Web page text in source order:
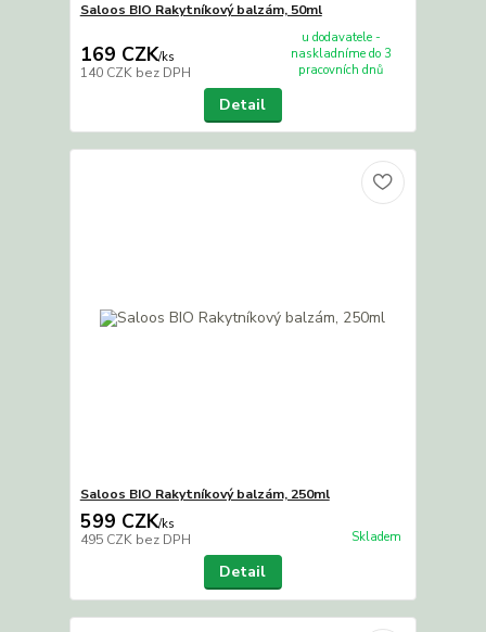
Saloos BIO Rakytníkový balzám, 50ml
169 CZK/ks
140 CZK bez DPH
u dodavatele -
naskladníme do 3
pracovních dnů
Detail
Saloos BIO Rakytníkový balzám, 250ml
599 CZK/ks
495 CZK bez DPH Skladem
Detail